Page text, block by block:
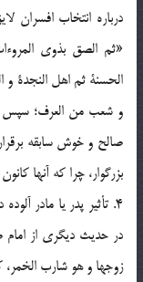
درباره انتخاب افسران
«ثم الصق بذوي
الحسنة ثم اهل النجدة و
و شعب من العرف؛ سپس
صالح و خوش سابقه
بزرگوار، چرا كه آنها
4. تأثير پدر يا مادر
در حديث ديگري از امام
زوجها و هو شارب الخمر،